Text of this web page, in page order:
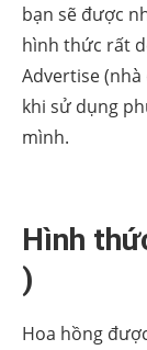
bạn sẽ được
hình thức rất
Advertise
khi sử dụng
mình.
Hình
)
Hoa hồng